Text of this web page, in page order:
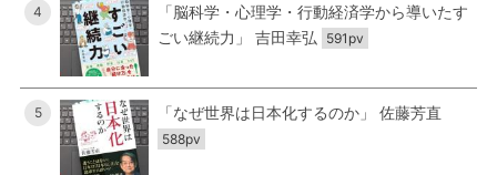
4
「脳科学・心理学・行動経済学から導いたす
ごい継続力」 吉田幸弘
591pv
5 「なぜ世界は日本化するのか」 佐藤芳直
588pv